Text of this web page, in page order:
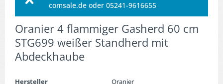
comsale.de oder 05241-9616655
Oranier 4 flammiger Gasherd 60 cm
STG699 weißer Standherd mit
Abdeckhaube
Hersteller
Oranier